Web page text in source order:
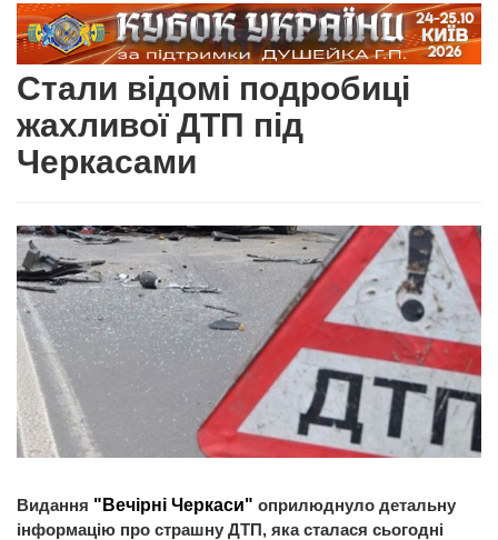
Стали відомі подробиці
жахливої ДТП під
Черкасами
Видання "Вечірні Черкаси" оприлюднуло детальну
інформацію про страшну ДТП, яка сталася сьогодні